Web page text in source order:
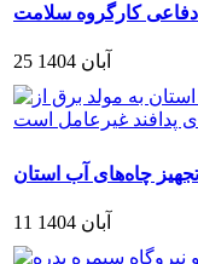
25 آبان 1404
11 آبان 1404